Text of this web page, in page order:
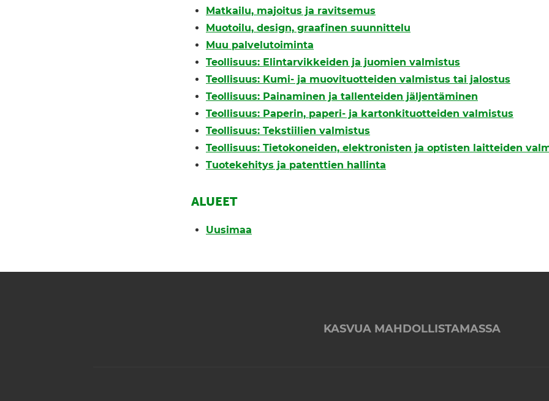
Matkailu, majoitus ja ravitsemus
Muotoilu, design, graafinen suunnittelu
Muu palvelutoiminta
Teollisuus: Elintarvikkeiden ja juomien valmistus
Teollisuus: Kumi- ja muovituotteiden valmistus tai jalostus
Teollisuus: Painaminen ja tallenteiden jäljentäminen
Teollisuus: Paperin, paperi- ja kartonkituotteiden valmistus
Teollisuus: Tekstiilien valmistus
Teollisuus: Tietokoneiden, elektronisten ja optisten laitteiden
Tuotekehitys ja patenttien hallinta
ALUEET
Uusimaa
KASVUA MAHDOLLISTAMASSA